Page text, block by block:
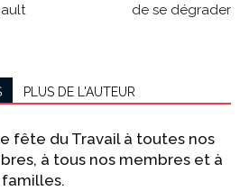
de se dégrader
PLUS DE L'AUTEUR
fête du Travail à toutes nos
à tous nos membres et à